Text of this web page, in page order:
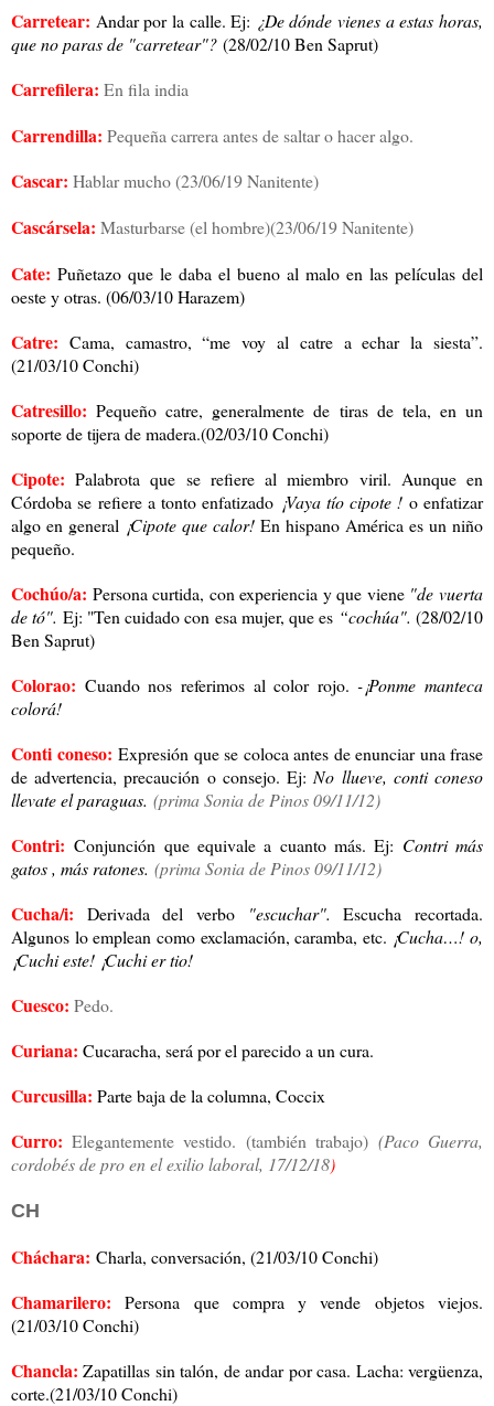
Carretear: Andar por la calle. Ej: ¿De dónde vienes a estas horas,
que no paras de "carretear"? (28/02/10 Ben Saprut)
Carrefilera: En fila india
Carrendilla: Pequeña carrera antes de saltar o hacer algo.
Cascar: Hablar mucho (23/06/19 Nanitente)
Cascársela: Masturbarse (el hombre)(23/06/19 Nanitente)
Cate: Puñetazo que le daba el bueno al malo en las películas del
oeste y otras. (06/03/10 Harazem)
Catre: Cama, camastro, “me voy al catre a echar la siesta”.
(21/03/10 Conchi)
Catresillo: Pequeño catre, generalmente de tiras de tela, en un
soporte de tijera de madera.(02/03/10 Conchi)
Cipote: Palabrota que se refiere al miembro viril. Aunque en
Córdoba se refiere a tonto enfatizado ¡Vaya tío cipote ! o enfatizar
algo en general ¡Cipote que calor! En hispano América es un niño
pequeño.
Cochúo/a: Persona curtida, con experiencia y que viene "de vuerta
de tó". Ej: "Ten cuidado con esa mujer, que es “cochúa". (28/02/10
Ben Saprut)
Colorao: Cuando nos referimos al color rojo.-¡Ponme manteca
colorá!
Conti coneso: Expresión que se coloca antes de enunciar una frase
de advertencia, precaución o consejo. Ej: No llueve, conti coneso
llevate el paraguas. (prima Sonia de Pinos 09/11/12)
Contri: Conjunción que equivale a cuanto más. Ej: Contri más
gatos , más ratones. (prima Sonia de Pinos 09/11/12)
Cucha/i: Derivada del verbo "escuchar". Escucha recortada.
Algunos lo emplean como exclamación, caramba, etc. ¡Cucha…! o,
¡Cuchi este! ¡Cuchi er tio!
Cuesco: Pedo.
Curiana: Cucaracha, será por el parecido a un cura.
Curcusilla: Parte baja de la columna, Coccix
Curro: Elegantemente vestido. (también trabajo) (Paco Guerra,
cordobés de pro en el exilio laboral, 17/12/18)
CH
Cháchara: Charla, conversación, (21/03/10 Conchi)
Chamarilero:Persona que compra y vende objetos viejos.
(21/03/10 Conchi)
Chancla: Zapatillas sin talón, de andar por casa. Lacha: vergüenza,
corte.(21/03/10 Conchi)